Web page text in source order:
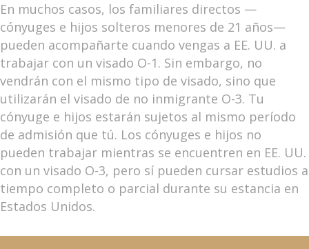
En muchos casos, los familiares directos —
cónyuges e hijos solteros menores de 21 años—
pueden acompañarte cuando vengas a EE. UU. a
trabajar con un visado O-1. Sin embargo, no
vendrán con el mismo tipo de visado, sino que
utilizarán el visado de no inmigrante O-3. Tu
cónyuge e hijos estarán sujetos al mismo período
de admisión que tú. Los cónyuges e hijos no
pueden trabajar mientras se encuentren en EE. UU.
con un visado O-3, pero sí pueden cursar estudios a
tiempo completo o parcial durante su estancia en
Estados Unidos.